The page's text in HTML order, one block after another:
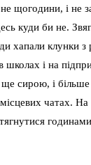
не щогодини, і не
куди би не.
хапали клунки з
школах і на
сирою, і більше
чатах.